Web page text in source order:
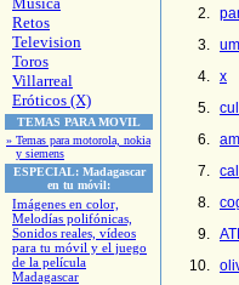
Retos
Television
Toros
Villarreal
Eróticos (X)
TEMAS PARA MOVIL
» Temas para motorola, nokia
y siemens
ESPECIAL: Madagascar
en tu móvil:
Imágenes en color,
Melodías polifónicas,
Sonidos reales, vídeos
para tu móvil y el juego
de la película
Madagascar
x